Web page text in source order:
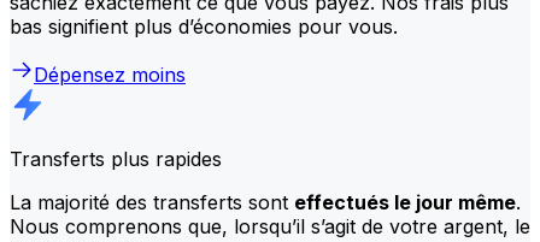
bas signifient plus d’économies pour vous.
Dépensez moins
Transferts plus rapides
La majorité des transferts sont effectués le jour même.
Nous comprenons que, lorsqu’il s’agit de votre argent, le